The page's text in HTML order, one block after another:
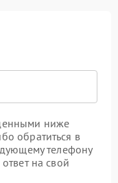
ниже
обратиться в
телефону
на свой